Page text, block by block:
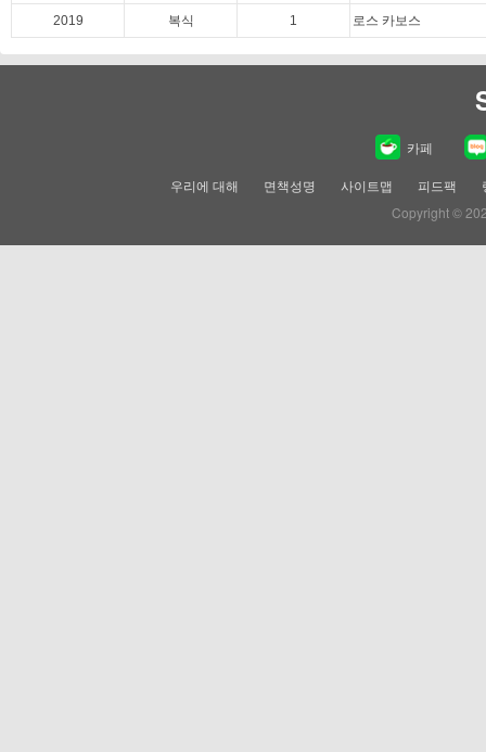
2019 복식 1 로스 카보스
카페
우리에 대해 면책성명 사이트맵 피드팩
Copyright ©